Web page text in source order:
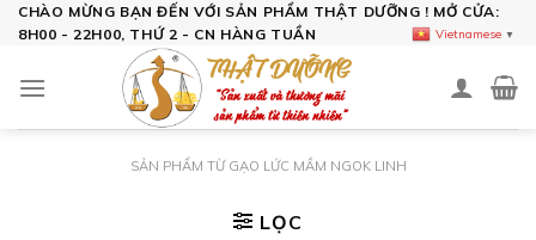
SkipCHÀO MỪNG BẠN ĐẾN VỚI SẢN PHẨM THẬT DƯỠNG ! MỞ CỬA:
8H00 - 22H00, THỨ 2 - CN HÀNG TUẦN
SẢN PHẨM TỪ GẠO LỨC MẦM NGOK LINH
LỌC
Vietnamese ▼